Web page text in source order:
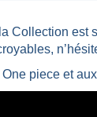
Collection est
piece et